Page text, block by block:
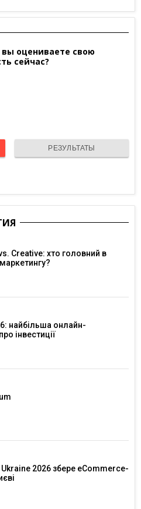
оцениваете свою
сейчас?
РЕЗУЛЬТАТЫ
Creative: хто головний в
найбільша онлайн-
інвестиції
2026 збере eCommerce-